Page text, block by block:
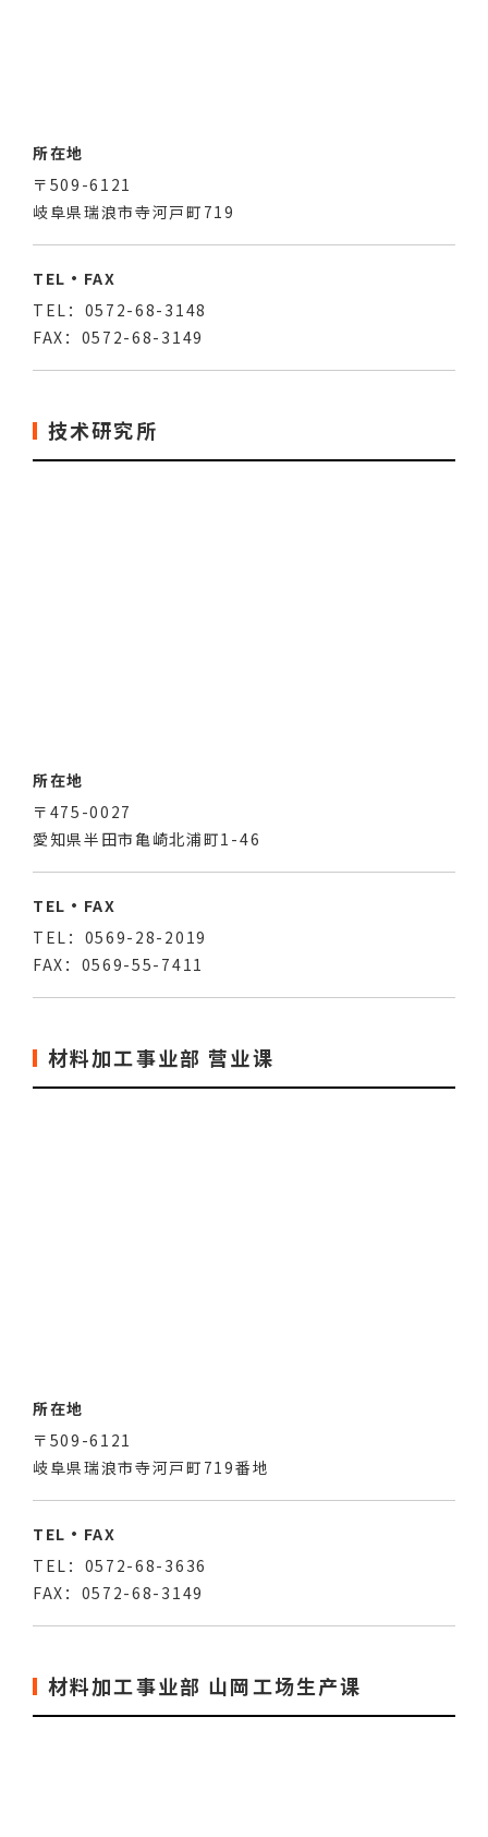
所在地
〒509-6121
岐阜県瑞浪市寺河戸町719
TEL・FAX
TEL：0572-68-3148
FAX：0572-68-3149
技术研究所
所在地
〒475-0027
愛知県半田市亀崎北浦町1-46
TEL・FAX
TEL：0569-28-2019
FAX：0569-55-7411
材料加工事业部 营业课
所在地
〒509-6121
岐阜県瑞浪市寺河戸町719番地
TEL・FAX
TEL：0572-68-3636
FAX：0572-68-3149
材料加工事业部 山岡工场生产课